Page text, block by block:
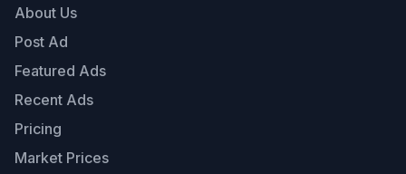
About Us
Post Ad
Featured Ads
Recent Ads
Pricing
Market Prices